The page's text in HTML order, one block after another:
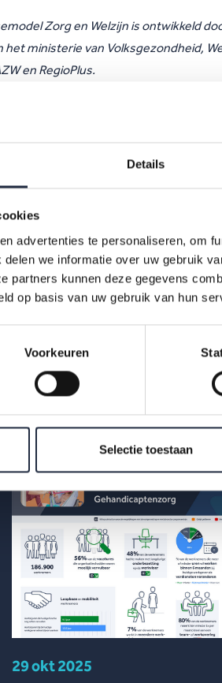
Details
advertenties te personaliseren, om
we informatie over uw gebruik
partners kunnen deze gegevens
op basis van uw gebruik van hun
Voorkeuren
Selectie toestaan
Zorg en Welzijn is ontwikkeld
het ministerie van Volksgezondheid,
en RegioPlus.
Downloads
infographic-
2
2032-un...
29 okt 2025